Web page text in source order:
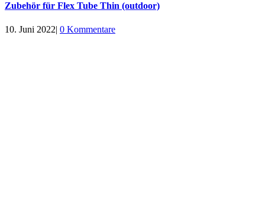
Zubehör für Flex Tube Thin (outdoor)
10. Juni 2022| 0 Kommentare